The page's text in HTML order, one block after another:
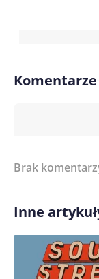
Komentarze
Treść
Imię/ Nick*
Brak
Inne